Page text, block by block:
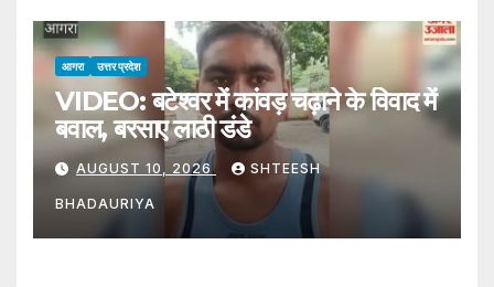
आगरा उत्तर प्रदेश
VIDEO: बटेश्वर में कांवड़ चढ़ाने के विवाद में
बवाल, बरसाए लाठी डंडे
AUGUST 10, 2026 SHTEESH
BHADAURIYA